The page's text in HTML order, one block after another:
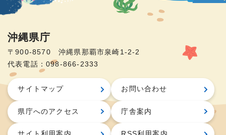
沖縄県庁
〒900-8570 沖縄県那覇市泉崎1-2-2
代表電話：098-866-2333
サイトマップ お問い合わせ
県庁へのアクセス 庁舎案内